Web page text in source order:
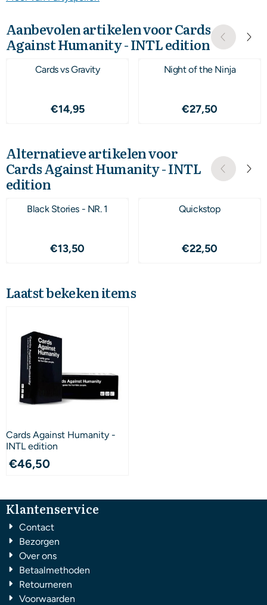
Aanbevolen artikelen voorCards
Against Humanity - INTL edition
Cards vs Gravity
Prijs: 14,95
€14,95
Night of the Ninja
Prijs: 27,50
€27,50
Alternatieve artikelen voor
Cards Against Humanity - INTL
edition
Black Stories - NR. 1
Prijs: 13,50
€13,50
Quickstop
Prijs: 22,50
€22,50
Laatst bekeken items
Cards Against Humanity -
INTL edition
€46,50
Klantenservice
Contact
Bezorgen
Over ons
Betaalmethoden
Retourneren
Voorwaarden